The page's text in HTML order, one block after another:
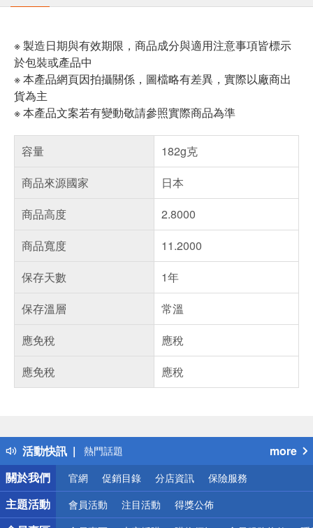
※ 製造日期與有效期限，商品成分與適用注意事項皆標示
於包裝或產品中
※ 本產品網頁因拍攝關係，圖檔略有差異，實際以廠商出
貨為主
※ 本產品文案若有變動敬請參照實際商品為準
容量
182g克
商品來源國家
日本
商品高度
2.8000
商品寬度
11.2000
保存天數
1年
保存溫層
常溫
應免稅
應稅
應免稅
應稅
活動快訊
得獎公告
熱門話題
銀行優惠
偏遠地區配送
詐騙網頁！請小心！
more
關於我們
官網 促銷目錄 分店資訊 保險服務
主題活動 會員活動 注目活動 得獎公佈